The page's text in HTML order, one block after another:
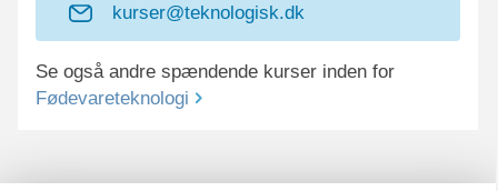
kurser@teknologisk.dk
Se også andre spændende kurser inden for
Fødevareteknologi